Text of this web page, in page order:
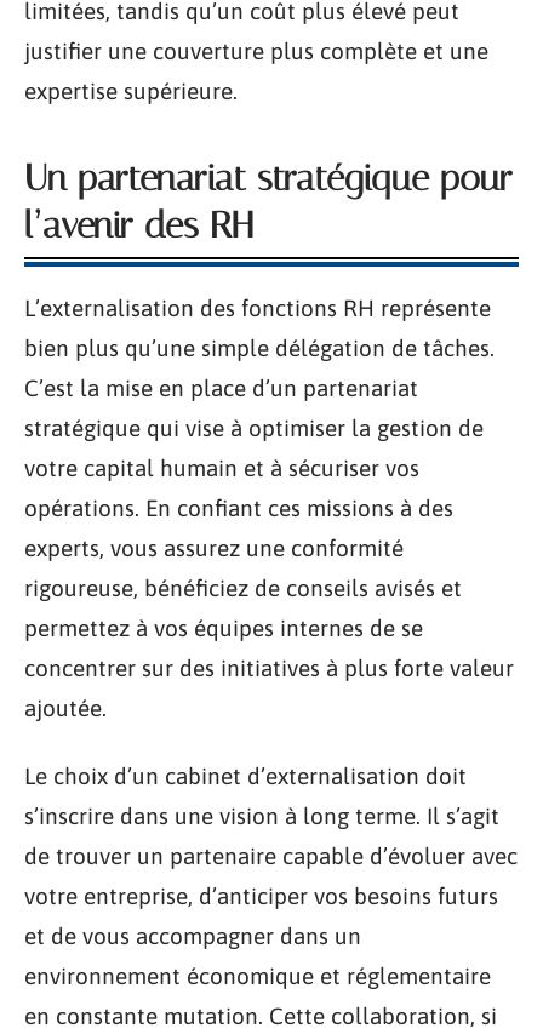
limitées, tandis qu’un coût plus élevé peut
justifier une couverture plus complète et une
expertise supérieure.
Un partenariat stratégique pour
l’avenir des RH
L’externalisation des fonctions RH représente
bien plus qu’une simple délégation de tâches.
C’est la mise en place d’un partenariat
stratégique qui vise à optimiser la gestion de
votre capital humain et à sécuriser vos
opérations. En confiant ces missions à des
experts, vous assurez une conformité
rigoureuse, bénéficiez de conseils avisés et
permettez à vos équipes internes de se
concentrer sur des initiatives à plus forte valeur
ajoutée.
Le choix d’un cabinet d’externalisation doit
s’inscrire dans une vision à long terme. Il s’agit
de trouver un partenaire capable d’évoluer avec
votre entreprise, d’anticiper vos besoins futurs
et de vous accompagner dans un
environnement économique et réglementaire
en constante mutation. Cette collaboration, si